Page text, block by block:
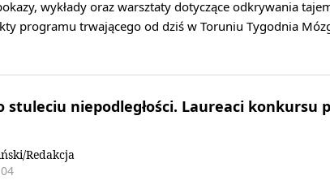
wykłady oraz warsztaty dotyczące odkrywania
programu trwającego od dziś w Toruniu Tygodnia
stuleciu niepodległości. Laureaci konkursu
Redakcja